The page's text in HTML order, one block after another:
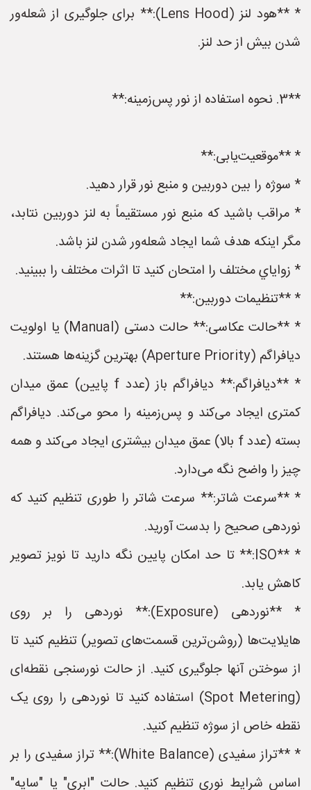
* **هود لنز (Lens Hood):** برای جلوگیری از شعله‌ور
شدن بیش از حد لنز.
**3. نحوه استفاده از نور پس‌زمینه:**
* **موقعیت‌یابی:**
* سوژه را بین دوربین و منبع نور قرار دهید.
* مراقب باشید که منبع نور مستقیماً به لنز دوربین نتابد،
مگر اینکه هدف شما ایجاد شعله‌ور شدن لنز باشد.
* زواياي مختلف را امتحان كنيد تا اثرات مختلف را ببينيد.
* **تنظیمات دوربین:**
* **حالت عکاسی:** حالت دستی (Manual) یا اولویت
دیافراگم (Aperture Priority) بهترین گزینه‌ها هستند.
* **دیافراگم:** دیافراگم باز (عدد f پایین) عمق میدان
کمتری ایجاد می‌کند و پس‌زمینه را محو می‌کند. دیافراگم
بسته (عدد f بالا) عمق میدان بیشتری ایجاد می‌کند و همه
چیز را واضح نگه می‌دارد.
* **سرعت شاتر:** سرعت شاتر را طوری تنظیم کنید که
نوردهی صحیح را بدست آورید.
* **ISO:** تا حد امکان پایین نگه دارید تا نویز تصویر
کاهش یابد.
* **نوردهی (Exposure):** نوردهی را بر روی
هایلایت‌ها (روشن‌ترین قسمت‌های تصویر) تنظیم کنید تا
از سوختن آنها جلوگیری کنید. از حالت نورسنجی نقطه‌ای
(Spot Metering) استفاده کنید تا نوردهی را روی یک
نقطه خاص از سوژه تنظیم کنید.
* **تراز سفیدی (White Balance):** تراز سفیدی را بر
اساس شرایط نوری تنظیم کنید. حالت "ابری" یا "سایه"